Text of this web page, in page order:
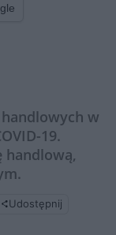
w
19.
handlową,
Udostępnij